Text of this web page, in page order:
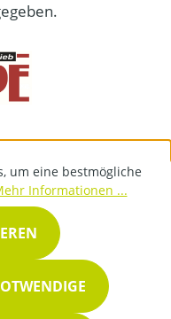
um eine bestmögliche
Informationen ...